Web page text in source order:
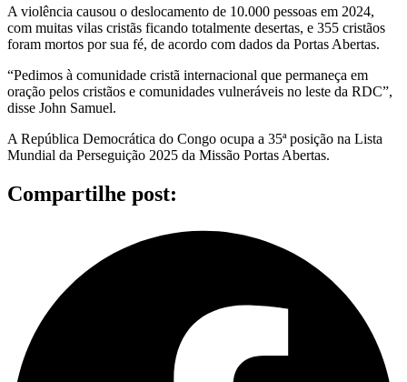
A violência causou o deslocamento de 10.000 pessoas em 2024,
com muitas vilas cristãs ficando totalmente desertas, e 355 cristãos
foram mortos por sua fé, de acordo com dados da Portas Abertas.
“Pedimos à comunidade cristã internacional que permaneça em
oração pelos cristãos e comunidades vulneráveis no leste da RDC”,
disse John Samuel.
A República Democrática do Congo ocupa a 35ª posição na Lista
Mundial da Perseguição 2025 da Missão Portas Abertas.
Compartilhe post: